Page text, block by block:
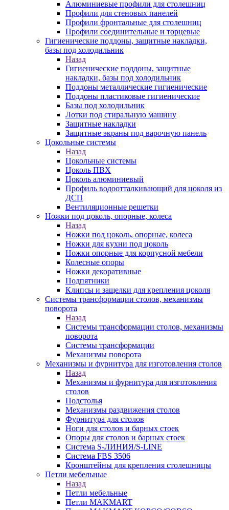
Алюминиевые профили для столешниц
Профили для стеновых панелей
Профили фронтальные для столешниц
Профили соединительные и торцевые
Гигиенические поддоны, защитные накладки,
базы под холодильник
Назад
Гигиенические поддоны, защитные
накладки, базы под холодильник
Поддоны металлические гигиенические
Поддоны пластиковые гигиенические
Базы под холодильник
Лотки под стиральную машину
Защитные накладки
Защитные экраны под варочную панель
Цокольные системы
Назад
Цокольные системы
Цоколь ПВХ
Цоколь алюминиевый
Профиль водоотталкивающий для цоколя из
ДСП
Вентиляционные решетки
Ножки под цоколь, опорные, колеса
Назад
Ножки под цоколь, опорные, колеса
Ножки для кухни под цоколь
Ножки опорные для корпусной мебели
Колесные опоры
Ножки декоративные
Подпятники
Клипсы и защелки для крепления цоколя
Системы трансформации столов, механизмы
поворота
Назад
Системы трансформации столов, механизмы
поворота
Системы трансформации
Механизмы поворота
Механизмы и фурнитура для изготовления столов
Назад
Механизмы и фурнитура для изготовления
столов
Подстолья
Механизмы раздвижения столов
Фурнитура для столов
Ноги для столов и барных стоек
Опоры для столов и барных стоек
Система S-ЛИНИЯ/S-LINE
Система FBS 3506
Кронштейны для крепления столешницы
Петли мебельные
Назад
Петли мебельные
Петли MAKMART